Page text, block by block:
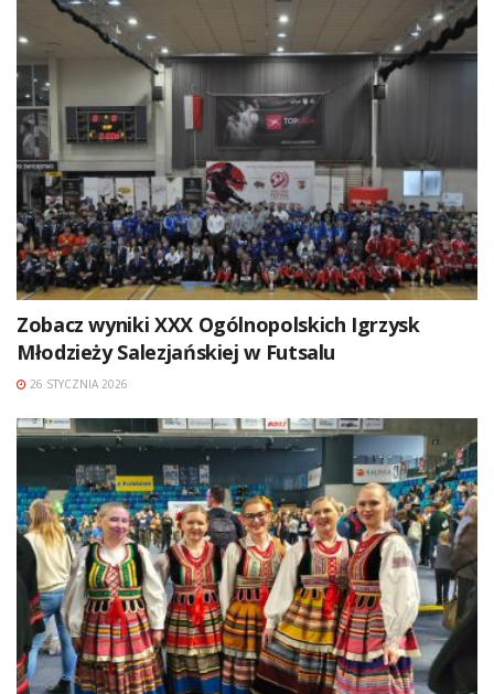
Zobacz wyniki XXX Ogólnopolskich Igrzysk
Młodzieży Salezjańskiej w Futsalu
26 STYCZNIA 2026